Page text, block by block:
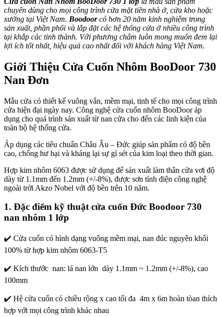
chuyên dùng cho mọi công trình cửa mặt tiền nhà ở, cửa kho hoặc
xưởng tại Việt Nam. Boodoorcó hơn 20 năm kinh nghiệm trong
sản xuất, phần phối và lắp đặt các hệ thống cửa ở nhiều công trình
tại khắp các tỉnh thành. Với phương châm luôn mong muốn đem lại
lợi ích tốt nhất, hiệu quả cao nhất đối với khách hàng Việt Nam.
Giới Thiệu Cửa Cuốn Nhôm BooDoor 730
Nan Đơn
Mẫu cửa có thiết kế vuông vắn, mềm mại, tinh tế cho mọi công trình
cửa hiện đại ngày nay. Công nghệ cửa cuốn nhôm BooDoor áp
dụng cho quá trình sản xuất từ nan cửa cho đến các linh kiện của
toàn bộ hệ thống cửa.
Áp dụng các tiêu chuẩn Châu Âu – Đức giúp sản phẩm có độ bền
cao, chống hư hại và kháng lại sự gỉ sét của kim loại theo thời gian.
Hợp kim nhôm 6063 được sử dụng để sản xuất làm thân cửa vơi độ
dày từ 1.1mm đến 1.2mm (+/-8%), được sơn tính điện công nghệ
ngoài trời Akzo Nobel với độ bền trên 10 năm.
1. Đặc điểm kỹ thuật cửa cuốn Đức Boodoor 730
nan nhôm 1 lớp
✔️ Cửa cuốn có hình dạng vuông mềm mại, nan đúc nguyên khối
100% từ hợp kim nhôm 6063-T5
✔️ Kích thước nan: lá nan lớn dày 1.1mm ~ 1.2mm (+/-8%), cao
100mm
✔️ Hệ cửa cuốn có chiều rộng x cao tối đa 4m x 6m hoàn tòan thích
hợp với mọi công trình khác nhau